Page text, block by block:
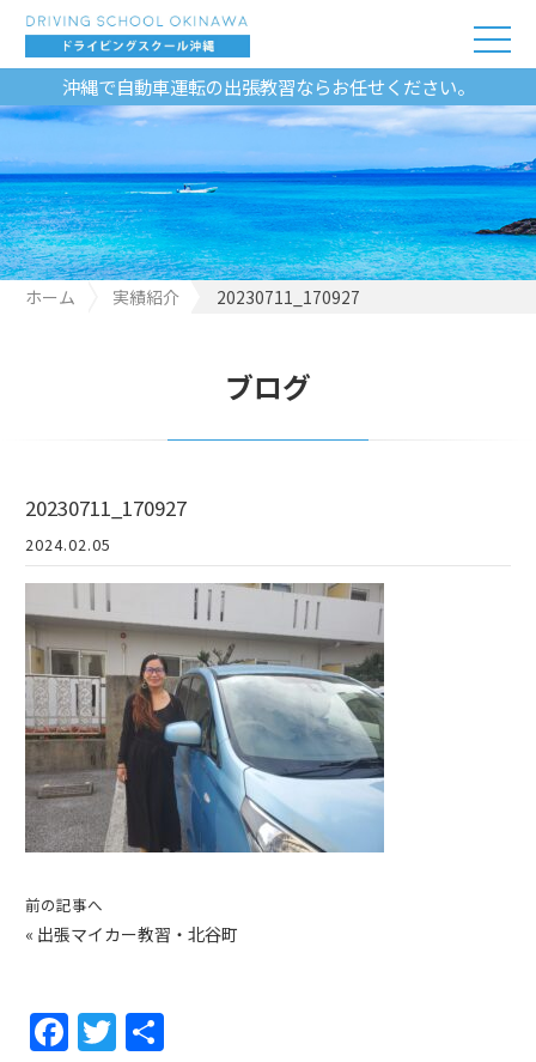
沖縄で自動車運転の出張教習ならお任せください。
ホーム 実績紹介 20230711_170927
ブログ
20230711_170927
2024.02.05
前の記事へ
« 出張マイカー教習・北谷町
F T